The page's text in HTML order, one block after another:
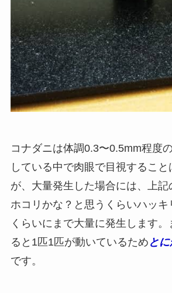
コナダニは体調0.3〜0.5mm程度
している中で肉眼で目視するこ
が、大量発生した場合には、上記
ホコリかな？と思うくらいハッキ
くらいにまで大量に発生します
ると1匹1匹が動いているため と
です。